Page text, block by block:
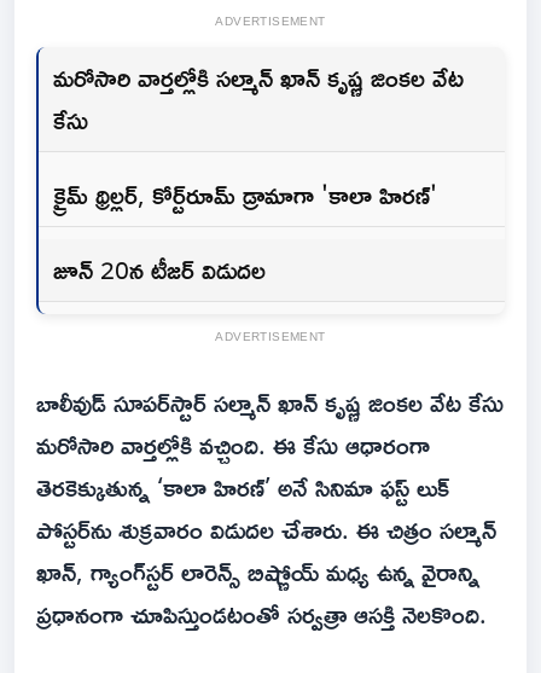
ADVERTISEMENT
మరోసారి వార్తల్లోకి సల్మాన్ ఖాన్ కృష్ణ జింకల వేట
కేసు
క్రైమ్ థ్రిల్లర్, కోర్ట్‌రూమ్ డ్రామాగా 'కాలా హిరణ్'
జూన్ 20న టీజర్‌ విడుదల
ADVERTISEMENT
బాలీవుడ్ సూపర్‌స్టార్ సల్మాన్ ఖాన్ కృష్ణ జింకల వేట కేసు
మరోసారి వార్తల్లోకి వచ్చింది. ఈ కేసు ఆధారంగా
తెరకెక్కుతున్న ‘కాలా హిరణ్’ అనే సినిమా ఫస్ట్ లుక్
పోస్టర్‌ను శుక్రవారం విడుదల చేశారు. ఈ చిత్రం సల్మాన్
ఖాన్, గ్యాంగ్‌స్టర్ లారెన్స్ బిష్ణోయ్ మధ్య ఉన్న వైరాన్ని
ప్రధానంగా చూపిస్తుండటంతో సర్వత్రా ఆసక్తి నెలకొంది.